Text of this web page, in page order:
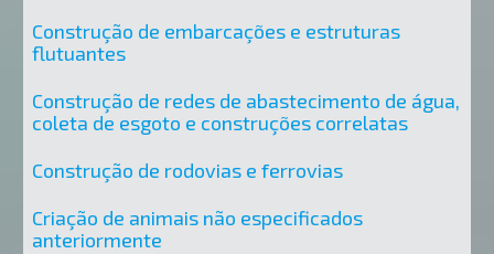
Construção de embarcações e estruturas
flutuantes
Construção de redes de abastecimento de água,
coleta de esgoto e construções correlatas
Construção de rodovias e ferrovias
Criação de animais não especificados
anteriormente